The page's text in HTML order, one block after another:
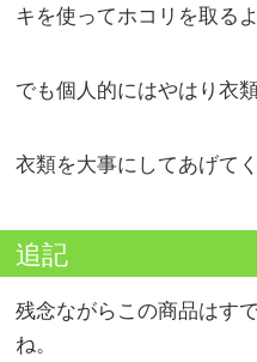
キを使ってホコリを取る
でも個人的にはやはり衣
衣類を大事にしてあげて
追記
残念ながらこの商品はす
ね。